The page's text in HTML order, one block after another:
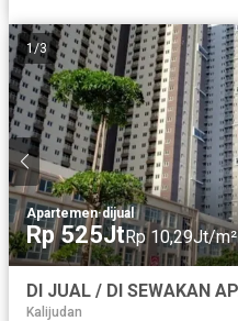
1/3
Apartemen·dijual
Rp 525JtRp 10,29Jt/m²
Kalijudan